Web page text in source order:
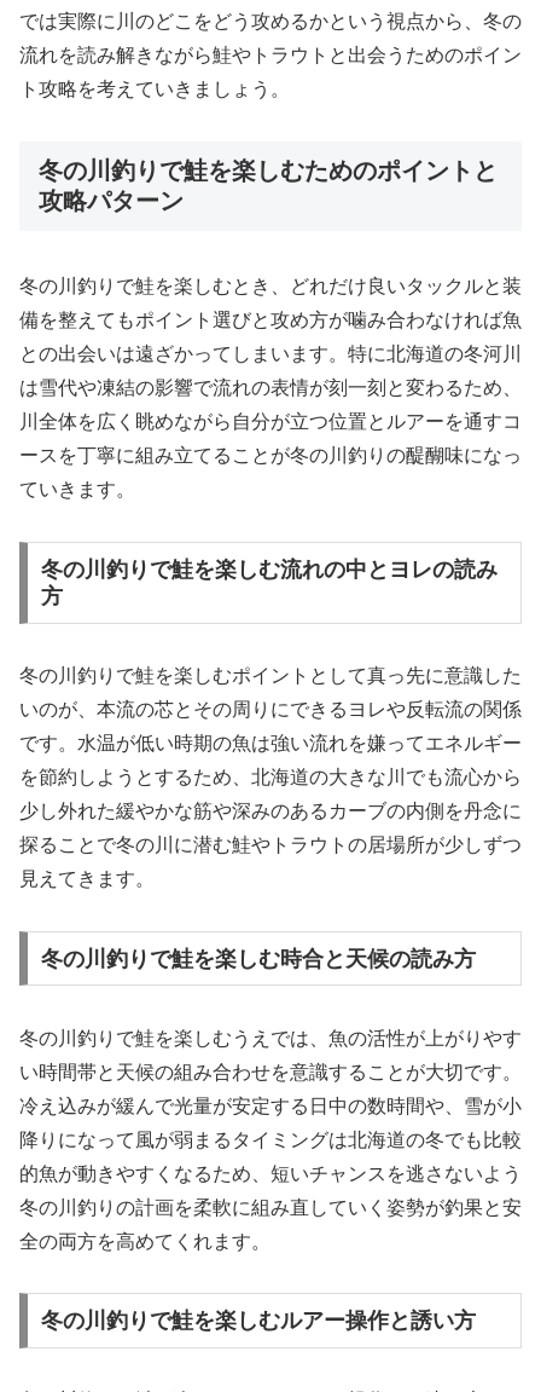
では実際に川のどこをどう攻めるかという視点から、冬の
流れを読み解きながら鮭やトラウトと出会うためのポイン
ト攻略を考えていきましょう。
冬の川釣りで鮭を楽しむためのポイントと
攻略パターン
冬の川釣りで鮭を楽しむとき、どれだけ良いタックルと装
備を整えてもポイント選びと攻め方が噛み合わなければ魚
との出会いは遠ざかってしまいます。特に北海道の冬河川
は雪代や凍結の影響で流れの表情が刻一刻と変わるため、
川全体を広く眺めながら自分が立つ位置とルアーを通すコ
ースを丁寧に組み立てることが冬の川釣りの醍醐味になっ
ていきます。
冬の川釣りで鮭を楽しむ流れの中とヨレの読み
方
冬の川釣りで鮭を楽しむポイントとして真っ先に意識した
いのが、本流の芯とその周りにできるヨレや反転流の関係
です。水温が低い時期の魚は強い流れを嫌ってエネルギー
を節約しようとするため、北海道の大きな川でも流心から
少し外れた緩やかな筋や深みのあるカーブの内側を丹念に
探ることで冬の川に潜む鮭やトラウトの居場所が少しずつ
見えてきます。
冬の川釣りで鮭を楽しむ時合と天候の読み方
冬の川釣りで鮭を楽しむうえでは、魚の活性が上がりやす
い時間帯と天候の組み合わせを意識することが大切です。
冷え込みが緩んで光量が安定する日中の数時間や、雪が小
降りになって風が弱まるタイミングは北海道の冬でも比較
的魚が動きやすくなるため、短いチャンスを逃さないよう
冬の川釣りの計画を柔軟に組み直していく姿勢が釣果と安
全の両方を高めてくれます。
冬の川釣りで鮭を楽しむルアー操作と誘い方